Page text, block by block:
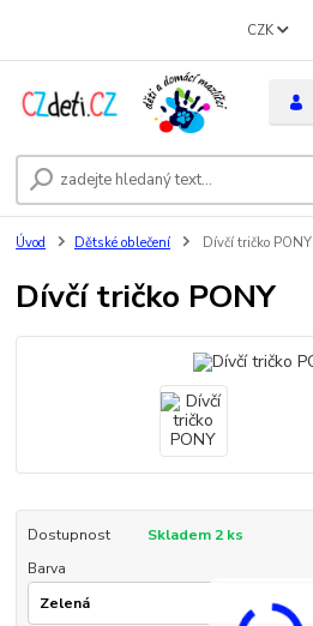
CZK
Úvod Dětské oblečení Dívčí tričko PONY
Dívčí tričko PONY
Dostupnost
Skladem 2 ks
Barva